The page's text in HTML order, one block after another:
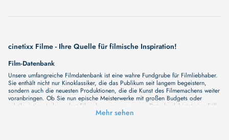
cinetixx Filme - Ihre Quelle für filmische Inspiration!
Film-Datenbank
Unsere umfangreiche Filmdatenbank ist eine wahre Fundgrube für Filmliebhaber.
Sie enthält nicht nur Kinoklassiker, die das Publikum seit langem begeistern,
sondern auch die neuesten Produktionen, die die Kunst des Filmemachens weiter
voranbringen. Ob Sie nun epische Meisterwerke mit großen Budgets oder
subtile, intime Independent-Filme bevorzugen, unsere Datenbank bietet eine Fülle
von Inhalten, die Ihr Herz und Ihren Geist berühren werden. Beim Durchstöbern
Mehr sehen